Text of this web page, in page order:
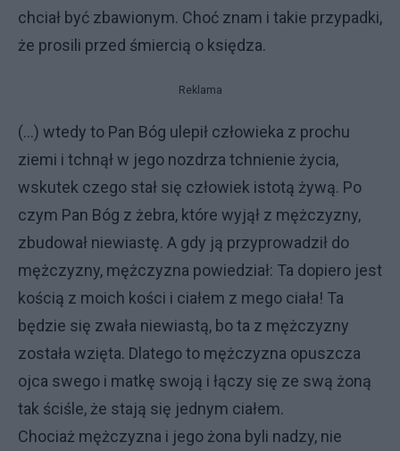
chciał być zbawionym. Choć znam i takie przypadki,
że prosili przed śmiercią o księdza.
Reklama
(...) wtedy to Pan Bóg ulepił człowieka z prochu
ziemi i tchnął w jego nozdrza tchnienie życia,
wskutek czego stał się człowiek istotą żywą. Po
czym Pan Bóg z żebra, które wyjął z mężczyzny,
zbudował niewiastę. A gdy ją przyprowadził do
mężczyzny, mężczyzna powiedział: Ta dopiero jest
kością z moich kości i ciałem z mego ciała! Ta
będzie się zwała niewiastą, bo ta z mężczyzny
została wzięta. Dlatego to mężczyzna opuszcza
ojca swego i matkę swoją i łączy się ze swą żoną
tak ściśle, że stają się jednym ciałem.
Chociaż mężczyzna i jego żona byli nadzy, nie